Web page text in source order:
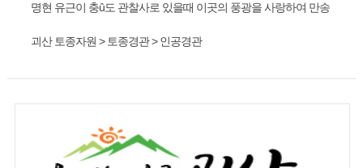
명현 유근이 충û도 관찰사로 있을때 이곳의 풍광을 사랑하여 만송
괴산 토종자원 > 토종경관 > 인공경관